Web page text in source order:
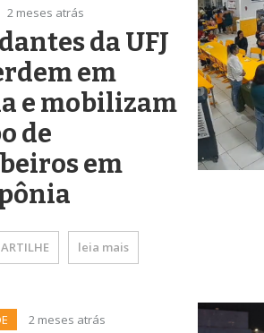
2 meses atrás
da UFJ
em
e mobilizam
de
em
leia mais
2 meses atrás